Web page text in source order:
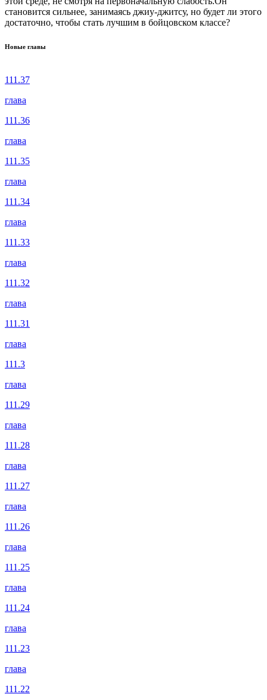
становится сильнее, занимаясь джиу-джитсу, но будет ли этого
достаточно, чтобы стать лучшим в бойцовском классе?
Новые главы
111.37
глава
111.36
глава
111.35
глава
111.34
глава
111.33
глава
111.32
глава
111.31
глава
111.3
глава
111.29
глава
111.28
глава
111.27
глава
111.26
глава
111.25
глава
111.24
глава
111.23
глава
111.22